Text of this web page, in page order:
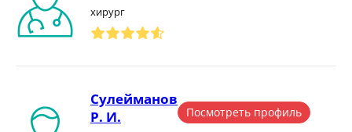
хирург
Сулейманов
Р. И.
Посмотреть профиль